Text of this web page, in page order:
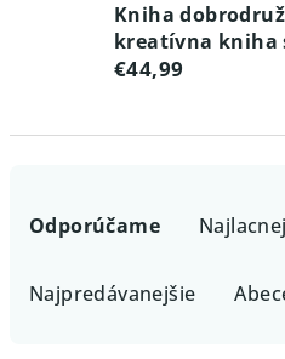
Kniha
kreatívna kniha
€44,99
Odporúčame
Najpredávanejšie